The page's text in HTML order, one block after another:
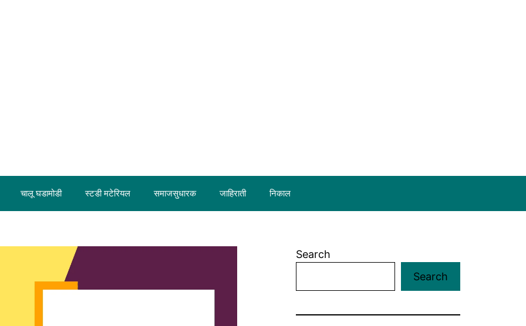
चालू घडामोडी स्टडी मटेरियल समाजसुधारक जाहिराती निकाल
Search
Search